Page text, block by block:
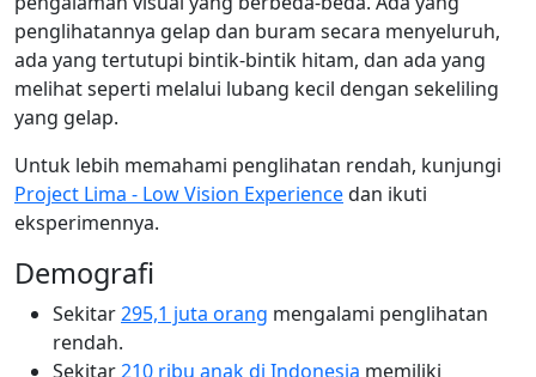
penglihatannya gelap dan buram secara menyeluruh,
ada yang tertutupi bintik-bintik hitam, dan ada yang
melihat seperti melalui lubang kecil dengan sekeliling
yang gelap.
Untuk lebih memahami penglihatan rendah, kunjungi
Project Lima - Low Vision Experiencedan ikuti
eksperimennya.
Demografi
Sekitar295,1 juta orang mengalami penglihatan
rendah.
Sekitar210 ribu anak di Indonesia memiliki